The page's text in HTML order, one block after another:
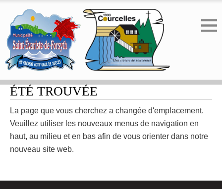
ERREUR 404 - LA PAGE N'A PAS
ÉTÉ TROUVÉE
La page que vous cherchez a changée d'emplacement.
Veuillez utiliser les nouveaux menus de navigation en
haut, au milieu et en bas afin de vous orienter dans notre
nouveau site web.